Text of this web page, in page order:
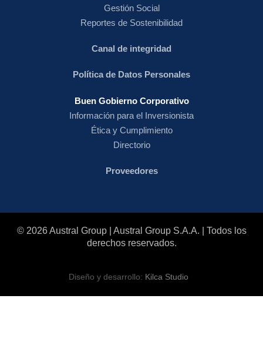
Gestión Social
Reportes de Sostenibilidad
Canal de integridad
Política de Datos Personales
Buen Gobierno Corporativo
Información para el Inversionista
Ética y Cumplimiento
Directorio
Proveedores
© 2026 Austral Group | Austral Group S.A.A. | Todos los
derechos reservados.
Diseño y desarrollo: Kilca Studio